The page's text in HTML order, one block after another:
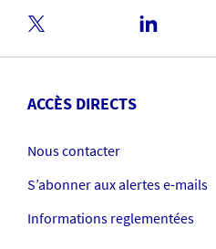
ACCÈS DIRECTS
Nous contacter
S’abonner aux alertes e-mails
Informations reglementées